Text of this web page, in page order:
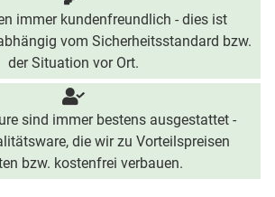
immer kundenfreundlich - dies ist
vom Sicherheitsstandard bzw.
der Situation vor Ort.
sind immer bestens ausgestattet -
die wir zu Vorteilspreisen
bzw. kostenfrei verbauen.